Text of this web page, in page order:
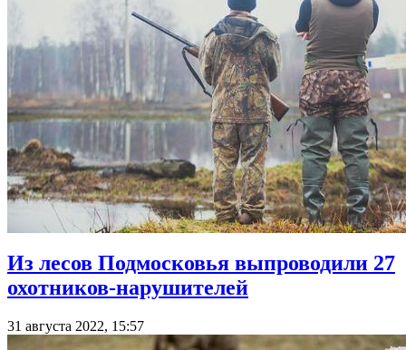
Из лесов Подмосковья выпроводили 27
охотников-нарушителей
31 августа 2022, 15:57